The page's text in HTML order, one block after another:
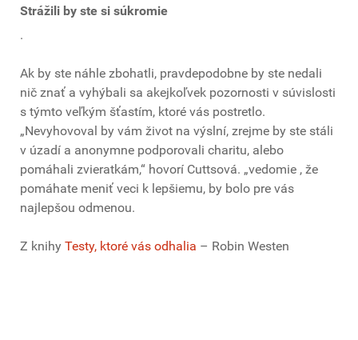
Strážili by ste si súkromie
.
Ak by ste náhle zbohatli, pravdepodobne by ste nedali
nič znať a vyhýbali sa akejkoľvek pozornosti v súvislosti
s týmto veľkým šťastím, ktoré vás postretlo.
„Nevyhovoval by vám život na výslní, zrejme by ste stáli
v úzadí a anonymne podporovali charitu, alebo
pomáhali zvieratkám,“ hovorí Cuttsová. „vedomie , že
pomáhate meniť veci k lepšiemu, by bolo pre vás
najlepšou odmenou.
Z knihy Testy, ktoré vás odhalia – Robin Westen